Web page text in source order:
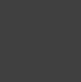
Salz, Sand und
und zu Hause.
zur Haut.